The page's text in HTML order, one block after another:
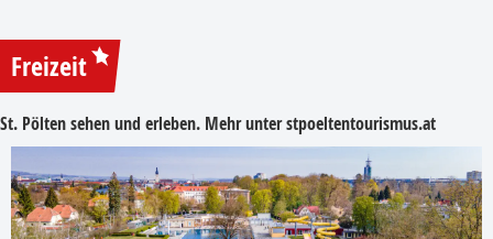
Freizeit
St. Pölten sehen und erleben. Mehr unterstpoeltentourismus.at